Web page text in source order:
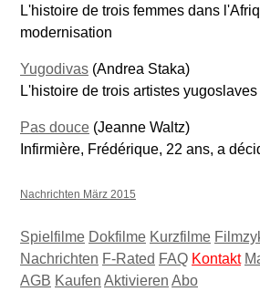
L'histoire de trois femmes dans
modernisation
Yugodivas (Andrea Staka)
L'histoire de trois artistes
Pas douce (Jeanne Waltz)
Infirmière, Frédérique, 22 ans, a
Nachrichten März 2015
Spielfilme Dokfilme Kurzfilme
Nachrichten F-Rated FAQ Kontakt
AGB Kaufen Aktivieren Abo